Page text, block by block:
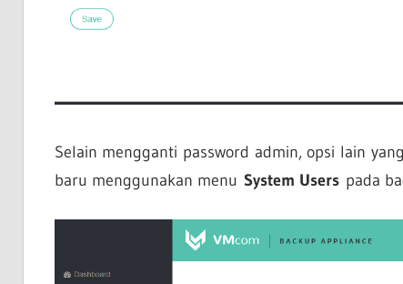
Selain mengganti password admin, opsi lain
baru menggunakan menu System Users pada